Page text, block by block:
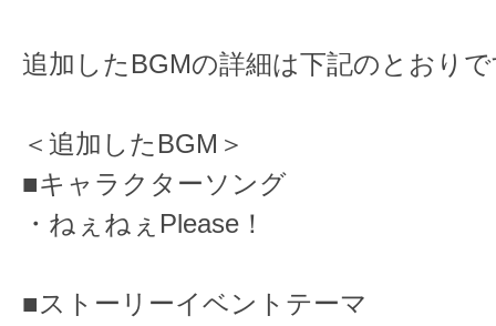
追加したBGMの詳細は下記のとおり
＜追加したBGM＞
■キャラクターソング
・ねぇねぇPlease！
■ストーリーイベントテーマ